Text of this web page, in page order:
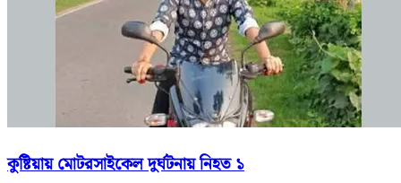
কুষ্টিয়ায় মোটরসাইকেল দুর্ঘটনায় নিহত ১